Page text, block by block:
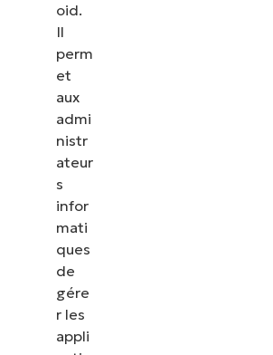
oid.
Il
perm
et
aux
admi
nistr
ateur
s
infor
mati
ques
de
gére
r les
appli